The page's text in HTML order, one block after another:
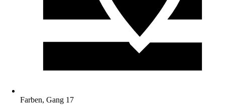
Farben, Gang 17